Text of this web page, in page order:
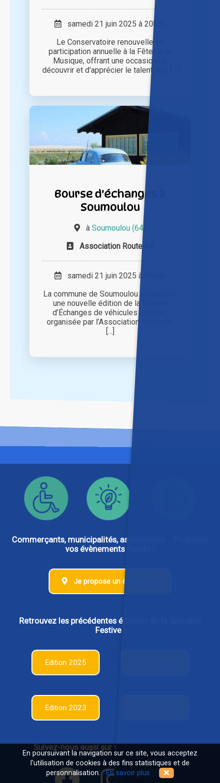
samedi 21 juin 2025 à 20h00
Le Conservatoire renouvelle sa
participation annuelle à la Fête de la
Musique, offrant une occasion de
découvrir et d'apprécier le talent des [...]
Bourse d'échanges à
Soumoulou
à Soumoulou (64)
Association Route 64
samedi 21 juin 2025 à 08h00
La commune de Soumoulou accueillera
une nouvelle édition de la Bourse
d’Échanges de véhicules anciens,
organisée par l’Association Route 64.
[...]
Commerçants, municipalités, associations... Proposez
vos évènements festifs !
Je propose un évènement
Retrouvez les précédentes éditions de la Semaine
Festive !
Edition 2025
Edition 2023
Suivez-nous aussi sur vos réseaux sociaux
En poursuivant la navigation sur ce site, vous acceptez
l'utilisation de cookies à des fins statistiques et de
personnalisation.En savoir plus